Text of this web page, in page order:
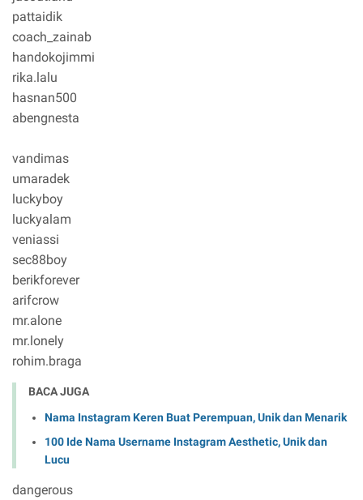
pattaidik
coach_zainab
handokojimmi
rika.lalu
hasnan500
abengnesta
vandimas
umaradek
luckyboy
luckyalam
veniassi
sec88boy
berikforever
arifcrow
mr.alone
mr.lonely
rohim.braga
BACA JUGA
Nama Instagram Keren Buat Perempuan, Unik dan Menarik
100 Ide Nama Username Instagram Aesthetic, Unik dan
Lucu
dangerous